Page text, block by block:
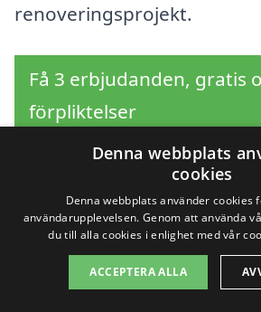
renoveringsprojekt.
Få 3 erbjudanden, gratis
förpliktelser
Sök efter en
professionell
renovera
Denna webbplats
cookies
Denna webbplats använder cookies
användarupplevelsen. Genom att använda
du till alla cookies i enlighet med vår
ACCEPTERA ALLA